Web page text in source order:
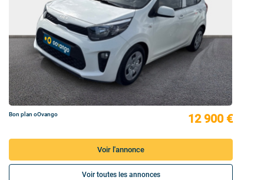
Bon plan oOvango 12 900 €
Voir l'annonce
Voir toutes les annonces